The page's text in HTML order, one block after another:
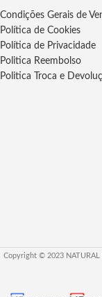
Condições Gerais de
Política de Cookies
Política de Privacidade
Politica Reembolso
Politica Troca e
Copyright © 2023 NATURAL